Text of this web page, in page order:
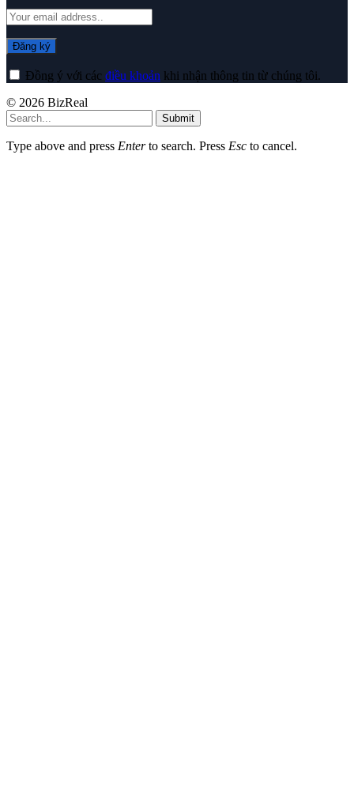
Đồng ý với các điều khoản khi nhận thông tin từ chúng tôi.
© 2026 BizReal
Submit
Type above and press Enterto search. Press Esc to cancel.